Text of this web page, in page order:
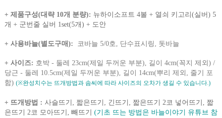
+ 제품구성(대략 10개 분량): 뉴하이소프트 4볼 + 열쇠 키고리(실버) 5
개 + 군번줄 실버 1set(5개) + 도안
+ 사용바늘(별도구매): 코바늘 5/0호, 단수표시링, 돗바늘
+ 사이즈: 호박 - 둘레 23cm(제일 두꺼운 부분), 길이 4cm(꼭지 제외) /
당근 - 둘레 10.5cm(제일 두꺼운 부분), 길이 14cm(뿌리 제외, 줄기 포
함) (※완성치수는 뜨개방법과 솜씨에 따라 사이즈의 오차가 생길 수 있습니다.)
+ 뜨개방법 : 사슬뜨기, 짧은뜨기, 긴뜨기, 짧은뜨기 2코 넣어뜨기, 짧
은뜨기 2코 모아뜨기, 빼뜨기
(기초 뜨는 방법은 바늘이야기 유튜브 참